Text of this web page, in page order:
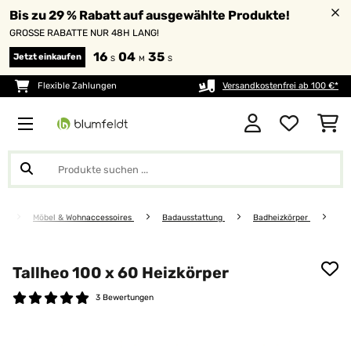
Bis zu 29 % Rabatt auf ausgewählte Produkte!
GROSSE RABATTE NUR 48H LANG!
Jetzt einkaufen 16 S 04 M 35 S
Flexible Zahlungen Versandkostenfrei ab 100 €*
Möbel & Wohnaccessoires Badausstattung Badheizkörper
Tallheo 100 x 60 Heizkörper
3 Bewertungen